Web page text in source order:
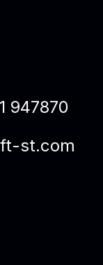
947870
st.com